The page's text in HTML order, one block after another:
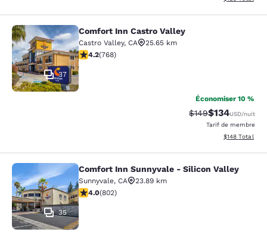
Comfort Inn Castro Valley
37
Comfort Inn Castro Valley
Castro Valley, CA
25.65 km
4.23 étoiles. Excellent. 768 commentaires
4.2(768)
Économiser 10 %
Tarif barré :
$149Tarif réduit :
$134USD/nuit
Tarif de membre
Afficher les
$148 Total
Comfort Inn Sunnyvale - Silicon
35
Comfort Inn Sunnyvale - Silicon Valley
Sunnyvale, CA
23.89 km
3.96 étoiles. Bien. 802 commentaires
4.0(802)